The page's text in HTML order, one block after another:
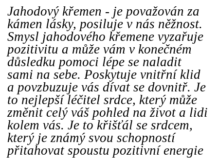
Jahodový křemen - je považován za
kámen lásky, posiluje v nás něžnost.
Smysl jahodového křemene vyzařuje
pozitivitu a může vám v konečném
důsledku pomoci lépe se naladit
sami na sebe. Poskytuje vnitřní klid
a povzbuzuje vás dívat se dovnitř. Je
to nejlepší léčitel srdce, který může
změnit celý váš pohled na život a lidi
kolem vás. Je to křišťál se srdcem,
který je známý svou schopností
přitahovat spoustu pozitivní energie